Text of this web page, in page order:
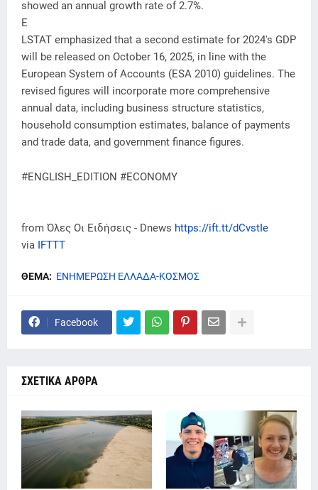
showed an annual growth rate of 2.7%.
E
LSTAT emphasized that a second estimate for 2024's GDP
will be released on October 16, 2025, in line with the
European System of Accounts (ESA 2010) guidelines. The
revised figures will incorporate more comprehensive
annual data, including business structure statistics,
household consumption estimates, balance of payments
and trade data, and government finance figures.
#ENGLISH_EDITION #ECONOMY
from Όλες Οι Ειδήσεις - Dnews https://ift.tt/dCvstIe
via IFTTT
ΘΕΜΑ: ΕΝΗΜΕΡΩΣΗ ΕΛΛΑΔΑ-ΚΟΣΜΟΣ
Facebook
ΣΧΕΤΙΚΑ ΑΡΘΡΑ